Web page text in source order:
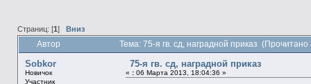
Страниц: [1 ] Вниз
Автор Тема: 75-я гв. сд, наградной приказ (Прочитано
Sobkor
Новичок
Участник
75-я гв. сд, наградной приказ
« :06 Марта 2013, 18:04:36 »